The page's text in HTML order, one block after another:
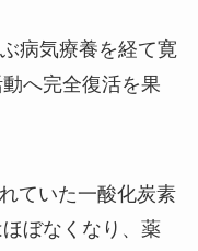
病気療養を経て寛
へ完全復活を果
ていた一酸化炭素
ぼなくなり、薬